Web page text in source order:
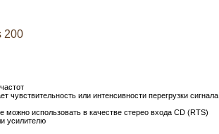
200
чувствительность или интенсивности перегрузки сигнала
использовать в качестве стерео входа CD (RTS)
усилителю